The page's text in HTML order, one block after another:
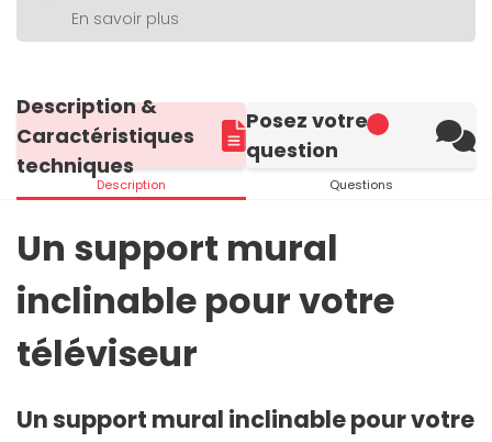
En savoir plus
Description &
Caractéristiques
techniques
Description
Posez votre
question
Questions
Un support mural
inclinable pour votre
téléviseur
Un support mural inclinable pour votre